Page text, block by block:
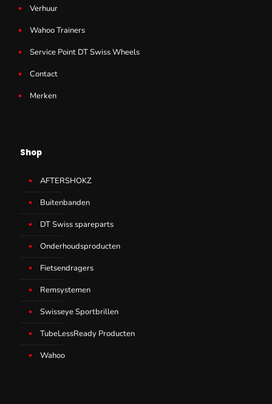
Verhuur
Wahoo Trainers
Service Point DT Swiss Wheels
Contact
Merken
Shop
AFTERSHOKZ
Buitenbanden
DT Swiss spareparts
Onderhoudsproducten
Fietsendragers
Remsystemen
Swisseye Sportbrillen
TubeLessReady Producten
Wahoo